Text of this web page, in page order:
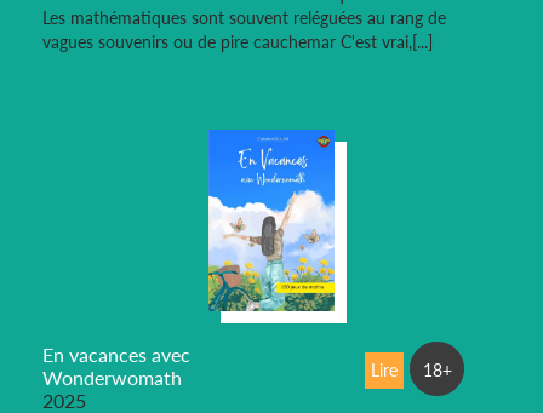
Les mathématiques sont souvent reléguées au rang de
vagues souvenirs ou de pire cauchemar C'est vrai,[...]
En vacances avec
Wonderwomath
2025
Lire 18+